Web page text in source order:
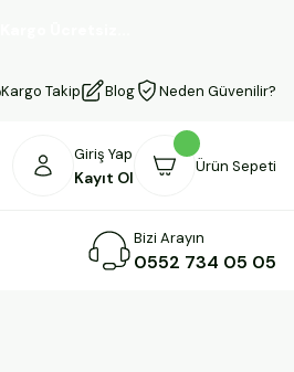
Kargo Takip Blog Neden Güvenilir?
Giriş Yap
Kayıt Ol
Ürün Sepeti
Bizi Arayın
0552 734 05 05